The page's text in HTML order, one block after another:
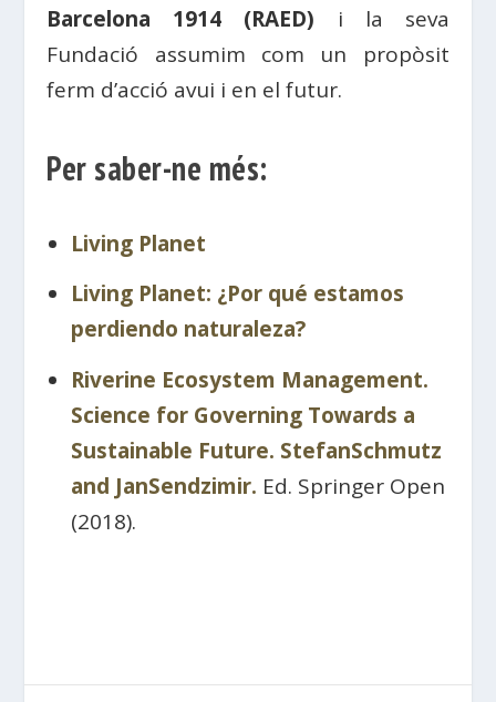
Barcelona 1914 (RAED) i la seva
Fundació assumim com un propòsit
ferm d’acció avui i en el futur.
Per saber-ne més:
Living Planet
Living Planet: ¿Por qué estamos
perdiendo naturaleza?
Riverine Ecosystem Management.
Science for Governing Towards a
Sustainable Future. Stefan­Schmutz
and Jan­Sendzimir. Ed. Springer Open
(2018).